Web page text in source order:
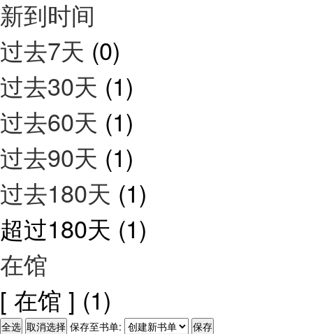
新到时间
过去7天 (0)
过去30天 (1)
过去60天 (1)
过去90天 (1)
过去180天 (1)
超过180天 (1)
在馆
[ 在馆 ] (1)
保存至书单: